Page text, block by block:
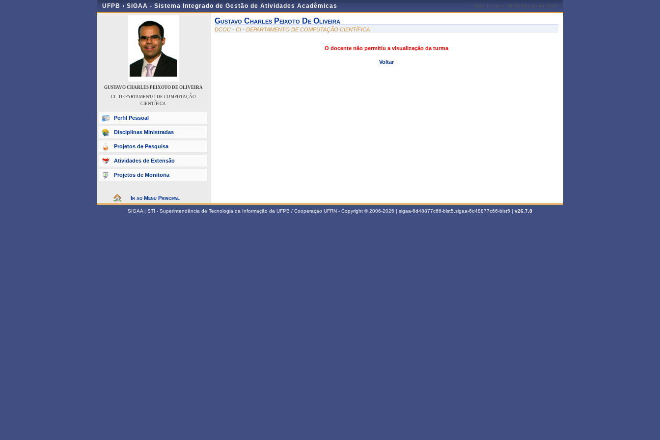
UFPB › SIGAA - Sistema Integrado de Gestão de Atividades Acadêmicas João Pessoa, 08 de Agosto de 2026
GUSTAVO CHARLES PEIXOTO DE OLIVEIRA
CI - DEPARTAMENTO DE COMPUTAÇÃO
CIENTÍFICA
Perfil Pessoal
Disciplinas Ministradas
Projetos de Pesquisa
Atividades de Extensão
Projetos de Monitoria
Ir ao Menu Principal
Gustavo Charles Peixoto De Oliveira
DCOC - CI - DEPARTAMENTO DE COMPUTAÇÃO CIENTÍFICA
O docente não permitiu a visualização da turma
Voltar
SIGAA | STI - Superintendência de Tecnologia da Informação da UFPB / Cooperação UFRN - Copyright © 2006-2026 | sigaa-6d48877c66-blst5.sigaa-6d48877c66-blst5 | v26.7.8